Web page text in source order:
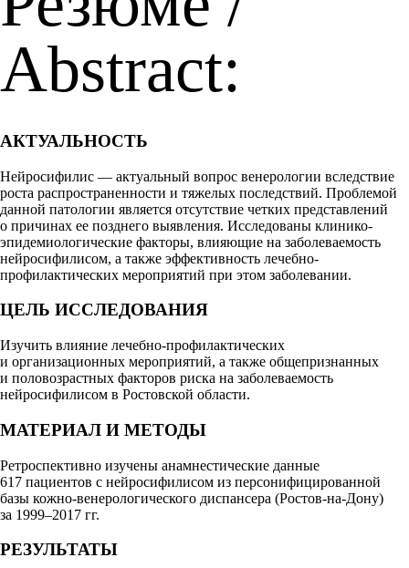
Abstract:
АКТУАЛЬНОСТЬ
Нейросифилис — актуальный вопрос венерологии вследствие
роста распространенности и тяжелых последствий. Проблемой
данной патологии является отсутствие четких представлений
о причинах ее позднего выявления. Исследованы клинико-
эпидемиологические факторы, влияющие на заболеваемость
нейросифилисом, а также эффективность лечебно-
профилактических мероприятий при этом заболевании.
ЦЕЛЬ ИССЛЕДОВАНИЯ
Изучить влияние лечебно-профилактических
и организационных мероприятий, а также общепризнанных
и половозрастных факторов риска на заболеваемость
нейросифилисом в Ростовской области.
МАТЕРИАЛ И МЕТОДЫ
Ретроспективно изучены анамнестические данные
617 пациентов с нейросифилисом из персонифицированной
базы кожно-венерологического диспансера (Ростов-на-Дону)
за 1999–2017 гг.
РЕЗУЛЬТАТЫ